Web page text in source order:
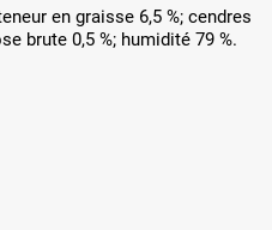
en graisse 6,5 %; cendres
brute 0,5 %; humidité 79 %.